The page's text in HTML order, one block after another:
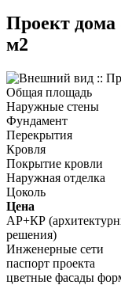
Проект дома
м2
Общая площадь
Наружные стены
Фундамент
Перекрытия
Кровля
Покрытие кровли
Наружная отделка
Цоколь
Цена
АР+КР
решения)
Инженерные сети
паспорт проекта
цветные фасады